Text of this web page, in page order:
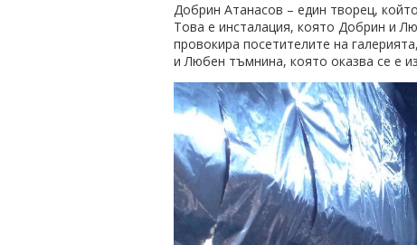
Добрин Атанасов – един творец,
Това е инсталация, която Добрин и
провокира посетителите на
и Любен тъмнина, която оказва се е